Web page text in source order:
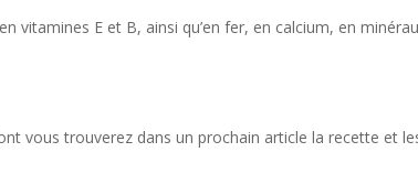
vitamines E et B, ainsi qu’en fer, en calcium, en
vous trouverez dans un prochain article la recette et